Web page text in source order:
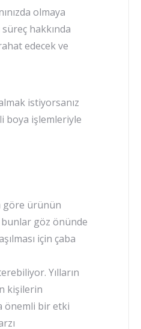
olmaya
hakkında
edecek ve
istiyorsanız
boya işlemleriyle
göre ürünün
göz önünde
için çaba
Yılların
kişilerin
önemli bir etki